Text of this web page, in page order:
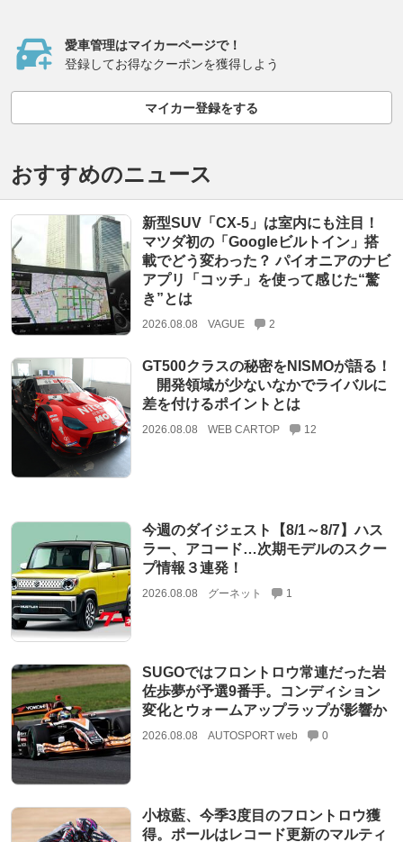
愛車管理はマイカーページで！
登録してお得なクーポンを獲得しよう
マイカー登録をする
おすすめのニュース
新型SUV「CX-5」は室内にも注目！
マツダ初の「Googleビルトイン」搭
載でどう変わった？ パイオニアのナビ
アプリ「コッチ」を使って感じた“驚
き”とは
2026.08.08 VAGUE 2
GT500クラスの秘密をNISMOが語る！
開発領域が少ないなかでライバルに
差を付けるポイントとは
2026.08.08 WEB CARTOP 12
今週のダイジェスト【8/1～8/7】ハス
ラー、アコード…次期モデルのスクー
プ情報３連発！
2026.08.08 グーネット 1
SUGOではフロントロウ常連だった岩
佐歩夢が予選9番手。コンディション
変化とウォームアップラップが影響か
2026.08.08 AUTOSPORT web 0
小椋藍、今季3度目のフロントロウ獲
得。ポールはレコード更新のマルティ